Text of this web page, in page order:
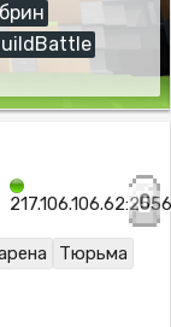
0
Тюрьма